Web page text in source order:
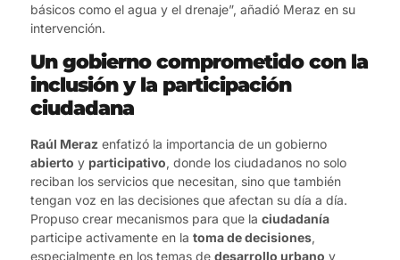
básicos como el agua y el drenaje”, añadió Meraz en su
intervención.
Un gobierno comprometido con la
inclusión y la participación
ciudadana
Raúl Meraz enfatizó la importancia de un gobierno
abierto y participativo, donde los ciudadanos no solo
reciban los servicios que necesitan, sino que también
tengan voz en las decisiones que afectan su día a día.
Propuso crear mecanismos para que la ciudadanía
participe activamente en la toma de decisiones,
especialmente en los temas de desarrollo urbano y